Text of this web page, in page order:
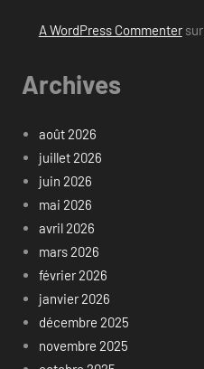
A WordPress Commentersur
Archives
août 2026
juillet 2026
juin 2026
mai 2026
avril 2026
mars 2026
février 2026
janvier 2026
décembre 2025
novembre 2025